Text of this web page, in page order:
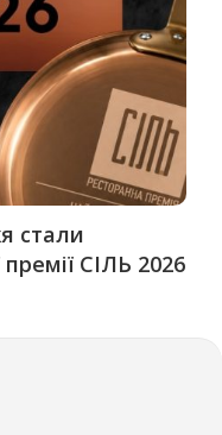
стали
СІЛЬ 2026